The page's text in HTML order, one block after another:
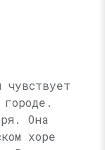
Она
хоре